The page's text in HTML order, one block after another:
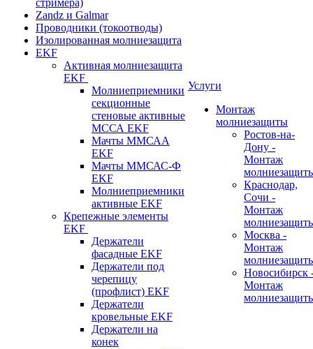
стримера)
Zandz и Galmar
Проводники (токоотводы)
Изолированная молниезащита
EKF
Активная молниезащита
EKF
Молниеприемники
секционные
стеновые активные
МССА EKF
Мачты ММСАА
EKF
Мачты ММСАС-Ф
EKF
Молниеприемники
активные EKF
Крепежные элементы
EKF
Держатели
фасадные EKF
Держатели под
черепицу
(профлист) EKF
Держатели
кровельные EKF
Держатели на
конек
Услуги
Монтаж
молниезащиты
Ростов-на-
Дону -
Монтаж
Краснодар,
Сочи -
Монтаж
Москва -
Монтаж
Новосибирск
Монтаж